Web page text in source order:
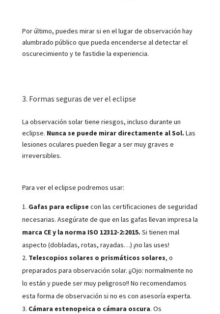
Por último, puedes mirar si en el lugar de observación hay
alumbrado público que pueda encenderse al detectar el
oscurecimiento y te fastidie la experiencia.
3. Formas seguras de ver el eclipse
La observación solar tiene riesgos, incluso durante un
eclipse. Nunca se puede mirar directamente al Sol. Las
lesiones oculares pueden llegar a ser muy graves e
irreversibles.
Para ver el eclipse podremos usar:
Gafas para eclipse con las certificaciones de seguridad
necesarias. Asegúrate de que en las gafas llevan impresa la
marca CE y la norma ISO 12312-2:2015. Si tienen mal
aspecto (dobladas, rotas, rayadas…) ¡no las uses!
Telescopios solares o prismáticos solares, o
preparados para observación solar. ¡¡Ojo: normalmente no
lo están y puede ser muy peligroso!! No recomendamos
esta forma de observación si no es con asesoría experta.
Cámara estenopeica o cámara oscura. Os